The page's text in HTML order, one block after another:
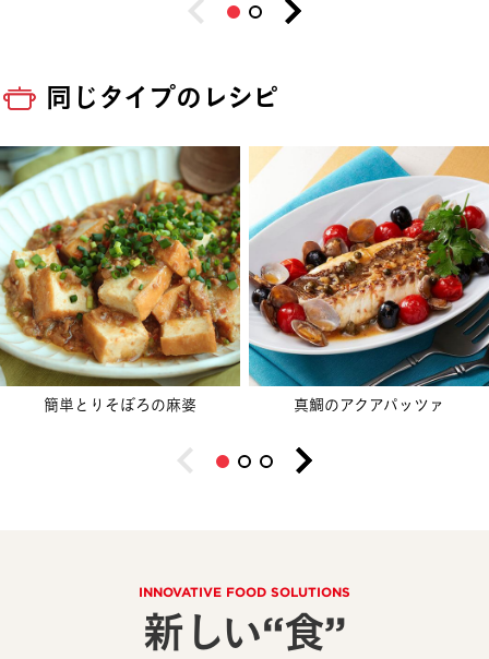
同じタイプのレシピ
簡単とりそぼろの麻婆 真鯛のアクアパッツァ
INNOVATIVE FOOD SOLUTIONS
新しい“食”